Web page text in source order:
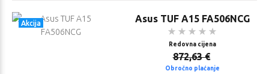
Akcija Asus TUF A15 FA506NCG
Redovna cijena
872,63 €
Obročno plaćanje